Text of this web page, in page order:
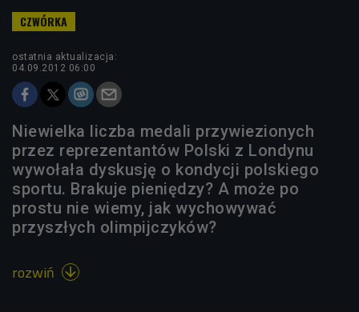
ostatnia aktualizacja:
04.09.2012 06:00
Niewielka liczba medali przywiezionych
przez reprezentantów Polski z Londynu
wywołała dyskusję o kondycji polskiego
sportu. Brakuje pieniędzy? A może po
prostu nie wiemy, jak wychowywać
przyszłych olimpijczyków?
rozwiń 